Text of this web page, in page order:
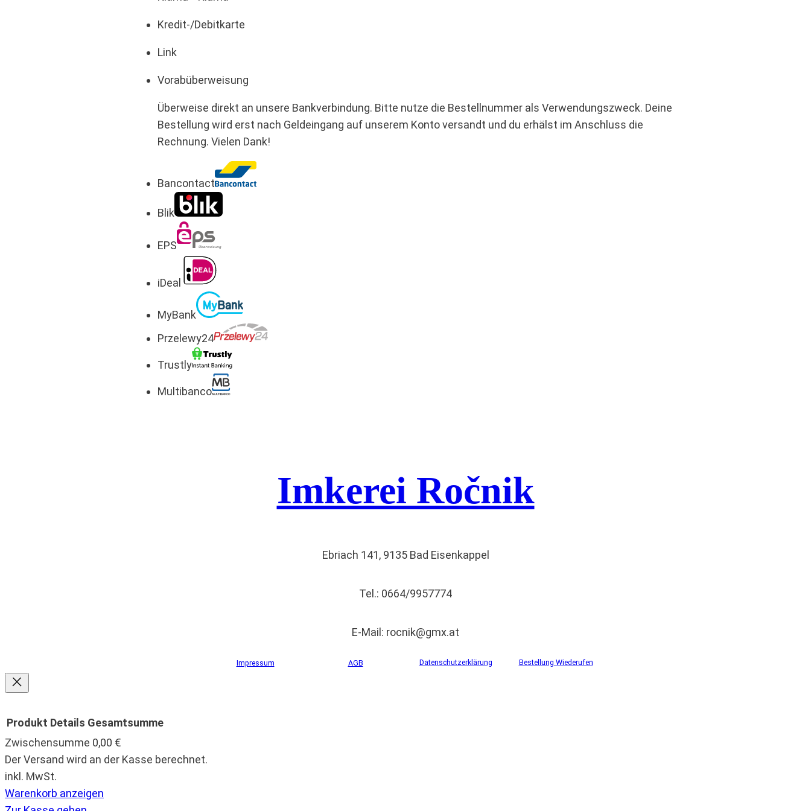
Kredit-/Debitkarte
Link
Vorabüberweisung
Überweise direkt an unsere Bankverbindung. Bitte nutze die Bestellnummer als Verwendungszweck. Deine
Bestellung wird erst nach Geldeingang auf unserem Konto versandt und du erhälst im Anschluss die
Rechnung. Vielen Dank!
Bancontact
Blik
EPS
iDeal
MyBank
Przelewy24
Trustly
Multibanco
Imkerei Ročnik
Ebriach 141, 9135 Bad Eisenkappel
Tel.: 0664/9957774
E-Mail: rocnik@gmx.at
Impressum AGB Datenschutzerklärung Bestellung Wiederufen
Produkte
im
Produkt Details Gesamtsumme
Zwischensumme 0,00 €
Der Versand wird an der Kasse berechnet.
inkl. MwSt.
Warenkorb anzeigen